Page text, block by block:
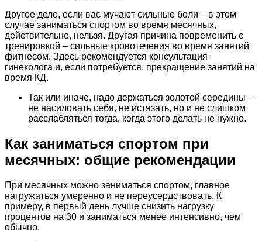
Другое дело, если вас мучают сильные боли – в этом
случае заниматься спортом во время месячных,
действительно, нельзя. Другая причина повременить с
тренировкой – сильные кровотечения во время занятий
фитнесом. Здесь рекомендуется консультация
гинеколога и, если потребуется, прекращение занятий на
время КД.
Так или иначе, надо держаться золотой середины –
не насиловать себя, не истязать, но и не слишком
расслабляться тогда, когда этого делать не нужно.
Как заниматься спортом при
месячных: общие рекомендации
При месячных можно заниматься спортом, главное
нагружаться умеренно и не переусердствовать. К
примеру, в первый день лучше снизить нагрузку
процентов на 30 и заниматься менее интенсивно, чем
обычно.